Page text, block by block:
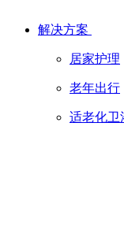
解决方案
居家护理
老年出行
适老化卫